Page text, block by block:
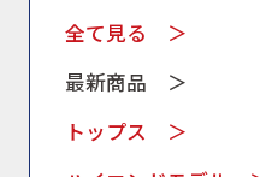
全て見る ＞
最新商品 ＞
トップス ＞